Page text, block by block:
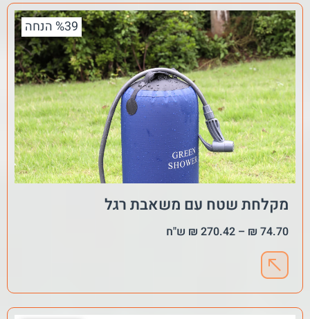
%39 הנחה
מקלחת שטח עם משאבת רגל
74.70
₪
–
270.42
₪ ש"ח